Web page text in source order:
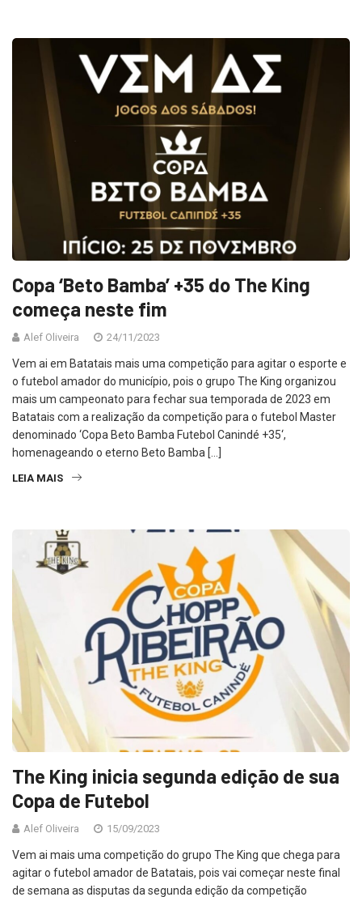
Copa ‘Beto Bamba’ +35 do The King
começa neste fim
Alef Oliveira 24/11/2023
Vem ai em Batatais mais uma competição para agitar o esporte e
o futebol amador do município, pois o grupo The King organizou
mais um campeonato para fechar sua temporada de 2023 em
Batatais com a realização da competição para o futebol Master
denominado ‘Copa Beto Bamba Futebol Canindé +35‘,
homenageando o eterno Beto Bamba […]
LEIA MAIS
The King inicia segunda edição de sua
Copa de Futebol
Alef Oliveira 15/09/2023
Vem ai mais uma competição do grupo The King que chega para
agitar o futebol amador de Batatais, pois vai começar neste final